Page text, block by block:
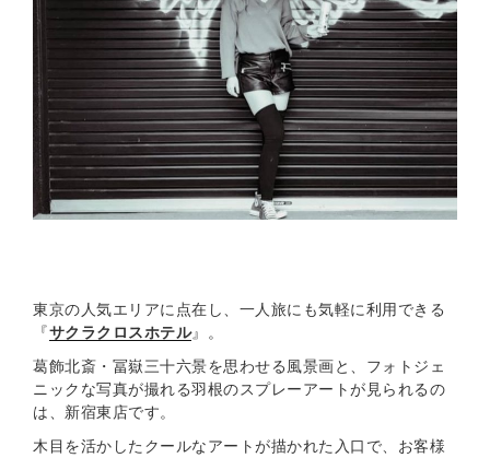
東京の人気エリアに点在し、一人旅にも気軽に利用できる
『サクラクロスホテル』。
葛飾北斎・冨嶽三十六景を思わせる風景画と、フォトジェ
ニックな写真が撮れる羽根のスプレーアートが見られるの
は、新宿東店です。
木目を活かしたクールなアートが描かれた入口で、お客様